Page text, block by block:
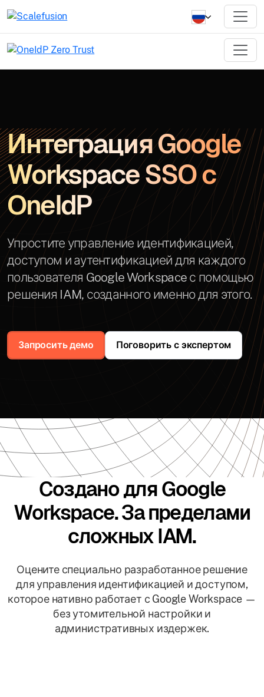
Интеграция Google
Workspace SSO с
OneIdP
Упростите управление идентификацией,
доступом и аутентификацией для каждого
пользователя Google Workspace с помощью
решения IAM, созданного именно для этого.
Запросить демо Поговорить с экспертом
Создано для Google
Workspace. За пределами
сложных IAM.
Оцените специально разработанное решение
для управления идентификацией и доступом,
которое нативно работает с Google Workspace —
без утомительной настройки и
административных издержек.